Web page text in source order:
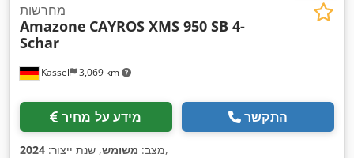
Kassel 3,069 km
מחרשות
Amazone CAYROS XMS 950 SB 4-
Schar
מידע על מחיר התקשר
מצב: משומש, שנת ייצור: 2024 ,